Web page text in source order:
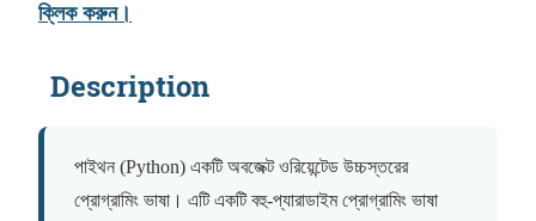
ক্লিক করুন।
Description
পাইথন (Python) একটি অবজেক্ট ওরিয়েন্টেড উচ্চস্তরের
প্রোগ্রামিং ভাষা। এটি একটি বহু-প্যারাডাইম প্রোগ্রামিং ভাষা